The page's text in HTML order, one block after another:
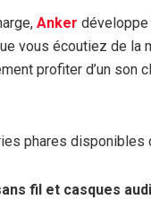
Anker
vous écoutiez de la
profiter d’un son
phares disponibles
fil et casques